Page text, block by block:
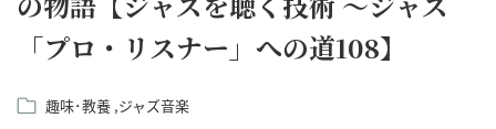
「プロ・リスナー」への道108】
趣味･教養 ジャズ音楽